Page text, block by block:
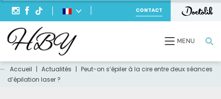
CONTACT
MENU
Recherche
Accueil | Actualités | Peut-on s’épiler à la cire entre deux séances
d’épilation laser ?